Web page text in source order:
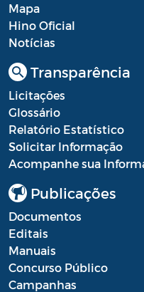
Mapa
Hino Oficial
Notícias
Transparência
Licitações
Glossário
Relatório Estatístico
Solicitar Informação
Acompanhe sua
Publicações
Documentos
Editais
Manuais
Concurso Público
Campanhas